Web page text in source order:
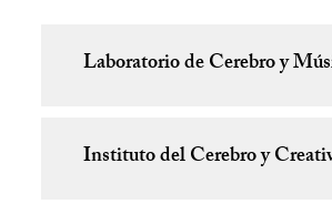
Laboratorio de Cerebro y
Instituto del Cerebro y